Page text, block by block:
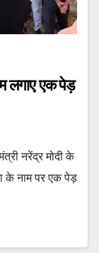
लगाए एक पेड़
नरेंद्र मोदी के
के नाम पर एक पेड़